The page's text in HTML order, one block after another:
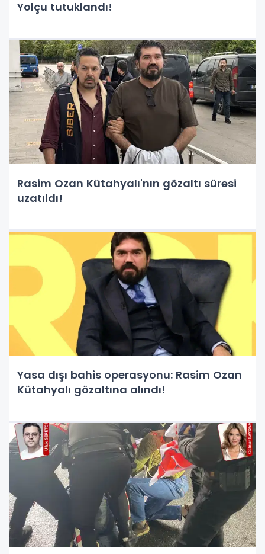
Yolçu tutuklandı!
Rasim Ozan Kütahyalı'nın gözaltı süresi
uzatıldı!
Yasa dışı bahis operasyonu: Rasim Ozan
Kütahyalı gözaltına alındı!